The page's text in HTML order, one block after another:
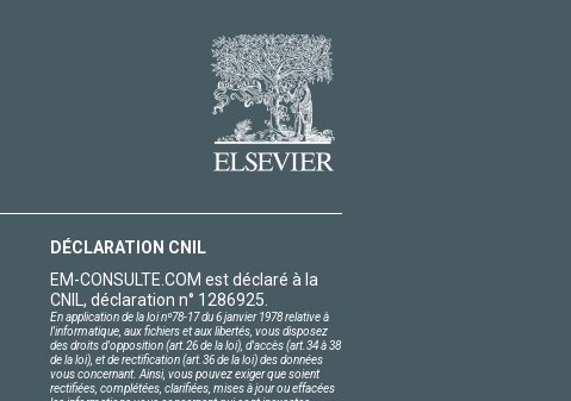
DÉCLARATION CNIL
EM-CONSULTE.COM est déclaré à la
CNIL, déclaration n° 1286925.
En application de la loi nº78-17 du 6 janvier 1978 relative à
l'informatique, aux fichiers et aux libertés, vous disposez
des droits d'opposition (art.26 de la loi), d'accès (art.34 à 38
de la loi), et de rectification (art.36 de la loi) des données
vous concernant. Ainsi, vous pouvez exiger que soient
rectifiées, complétées, clarifiées, mises à jour ou effacées